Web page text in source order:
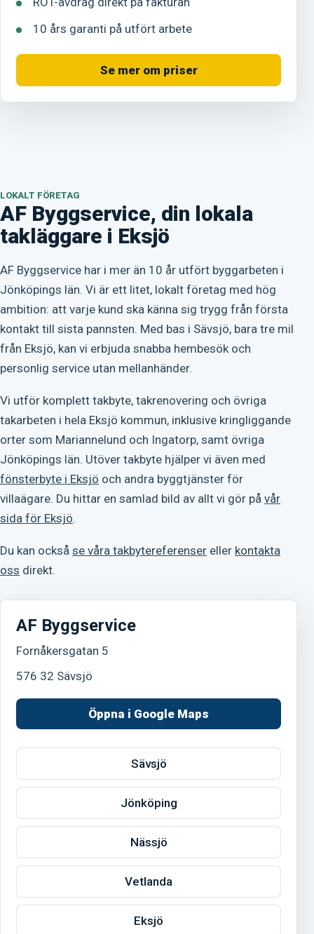
10 års garanti på utfört arbete
Se mer om priser
LOKALT FÖRETAG
AF Byggservice, din lokala
takläggare i Eksjö
AF Byggservice har i mer än 10 år utfört byggarbeten i
Jönköpings län. Vi är ett litet, lokalt företag med hög
ambition: att varje kund ska känna sig trygg från första
kontakt till sista pannsten. Med bas i Sävsjö, bara tre mil
från Eksjö, kan vi erbjuda snabba hembesök och
personlig service utan mellanhänder.
Vi utför komplett takbyte, takrenovering och övriga
takarbeten i hela Eksjö kommun, inklusive kringliggande
orter som Mariannelund och Ingatorp, samt övriga
Jönköpings län. Utöver takbyte hjälper vi även med
fönsterbyte i Eksjö och andra byggtjänster för
villaägare. Du hittar en samlad bild av allt vi gör på vår
sida för Eksjö.
Du kan också se våra takbytereferenser eller kontakta
oss direkt.
AF Byggservice
Fornåkersgatan 5
576 32 Sävsjö
Öppna i Google Maps
Sävsjö
Jönköping
Nässjö
Vetlanda
Eksjö